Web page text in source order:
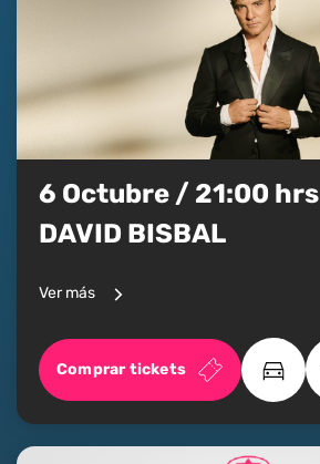
6 Octubre / 21:00 hrs
DAVID BISBAL
Ver más
Comprar tickets